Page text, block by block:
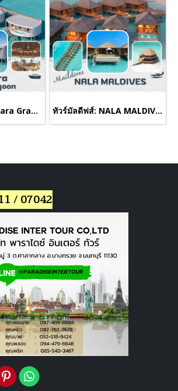
ทัวร์มัลดีฟส์ : Centara Grand Lagoon ทัวร์มัลดีฟส์: NALA MALDIVES BY JAWAKARA
/ 07042